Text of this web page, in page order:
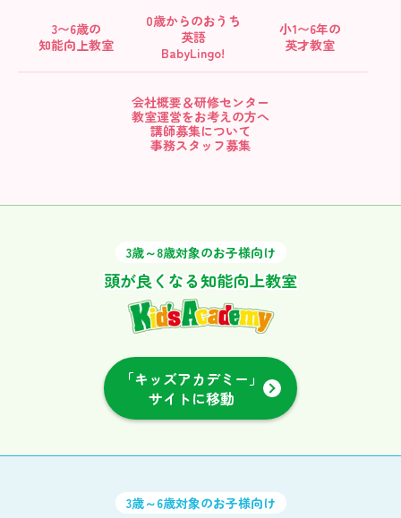
3〜6歳の
知能向上教室
0歳からのおうち
英語
BabyLingo!
小1〜6年の
英才教室
会社概要＆研修センター
教室運営をお考えの方へ
講師募集について
事務スタッフ募集
3歳～8歳対象のお子様向け
頭が良くなる知能向上教室
「キッズアカデミー」
サイトに移動
3歳～6歳対象のお子様向け